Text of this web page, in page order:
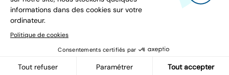
Inside Clermont-Ferrand
(59000) : 3 bd de Belfort
© 2026 Inside. Tous droits réservés.